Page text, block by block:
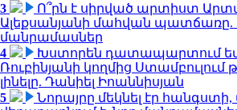
3
Ո՞րն է սիրված արտիստ
Ալեքսանյանի մահվան պատճառը.
մանրամասներ
4
Խստորեն դատապարտում եմ
Ռուբինյանի կողմից Ստամբուլում
լինելը. Դանիել Իոաննիսյան
5
Նորայրը մեկնել էր